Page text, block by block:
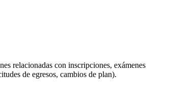
relacionadas con inscripciones, exámenes
de egresos, cambios de plan).